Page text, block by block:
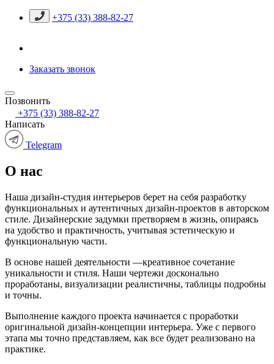
+375 (33) 388-82-27
Заказать звонок
Позвонить
+375 (33) 388-82-27
Написать
Telegram
О нас
Наша дизайн-студия интерьеров берет на себя разработку
функциональных и аутентичных дизайн-проектов в авторском
стиле. Дизайнерские задумки претворяем в жизнь, опираясь
на удобство и практичность, учитывая эстетическую и
функциональную части.
В основе нашей деятельности —креативное сочетание
уникальности и стиля. Наши чертежи досконально
проработаны, визуализации реалистичны, таблицы подробны
и точны.
Выполнение каждого проекта начинается с проработки
оригинальной дизайн-концепции интерьера. Уже с первого
этапа мы точно представляем, как все будет реализовано на
практике.